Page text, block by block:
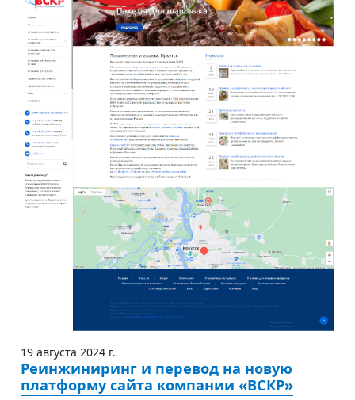
19 августа 2024 г.
Реинжиниринг и перевод на новую
платформу сайта компании «ВСКР»